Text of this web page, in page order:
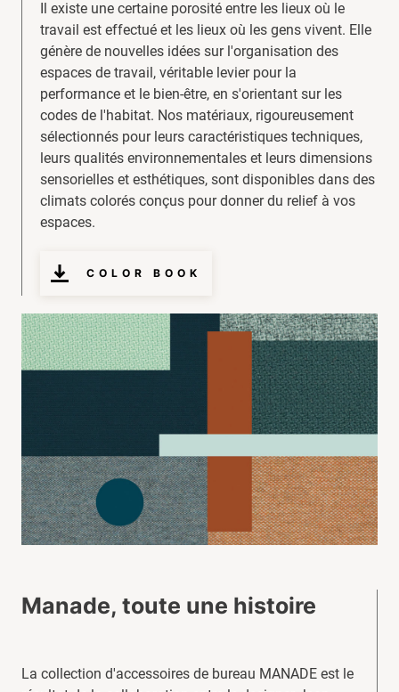
Il existe une certaine porosité entre les lieux où le
travail est effectué et les lieux où les gens vivent. Elle
génère de nouvelles idées sur l'organisation des
espaces de travail, véritable levier pour la
performance et le bien-être, en s'orientant sur les
codes de l'habitat. Nos matériaux, rigoureusement
sélectionnés pour leurs caractéristiques techniques,
leurs qualités environnementales et leurs dimensions
sensorielles et esthétiques, sont disponibles dans des
climats colorés conçus pour donner du relief à vos
espaces.
COLOR BOOK
Manade, toute une histoire
La collection d'accessoires de bureau MANADE est le